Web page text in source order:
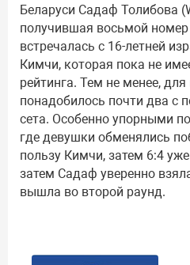
Беларуси Садаф Толибова
получившая восьмой номер
встречалась с 16-летней
Кимчи, которая пока не
рейтинга. Тем не менее,
понадобилось почти два с
сета. Особенно упорными
где девушки обменялись
пользу Кимчи, затем 6:4
затем Садаф уверенно
вышла во второй раунд.